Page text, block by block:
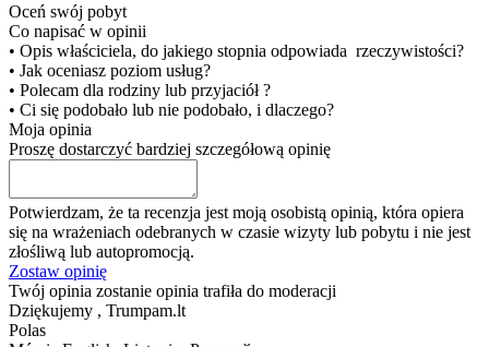
Oceń swój pobyt
Co napisać w opinii
• Opis właściciela, do jakiego stopnia odpowiada rzeczywistości?
• Jak oceniasz poziom usług?
• Polecam dla rodziny lub przyjaciół ?
• Ci się podobało lub nie podobało, i dlaczego?
Moja opinia
Proszę dostarczyć bardziej szczegółową opinię
Potwierdzam, że ta recenzja jest moją osobistą opinią, która opiera
się na wrażeniach odebranych w czasie wizyty lub pobytu i nie jest
złośliwą lub autopromocją.
Zostaw opinię
Twój opinia zostanie opinia trafiła do moderacji
Dziękujemy , Trumpam.lt
Polas